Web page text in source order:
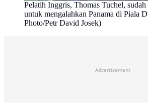
Pelatih Inggris, Thomas Tuchel, sudah
untuk mengalahkan Panama di Piala
Photo/Petr David Josek)
Advertisement